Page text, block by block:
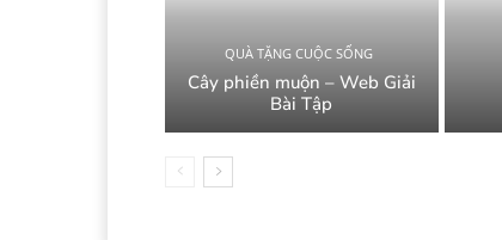
QUÀ TẶNG CUỘC SỐNG
Cây phiền muộn – Web Giải
Bài Tập